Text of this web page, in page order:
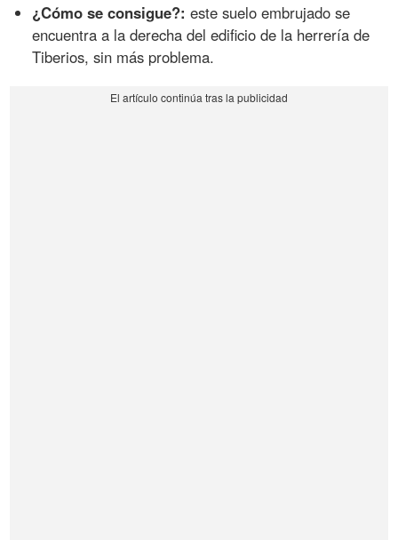
¿Cómo se consigue?: este suelo embrujado se
encuentra a la derecha del edificio de la herrería de
Tiberios, sin más problema.